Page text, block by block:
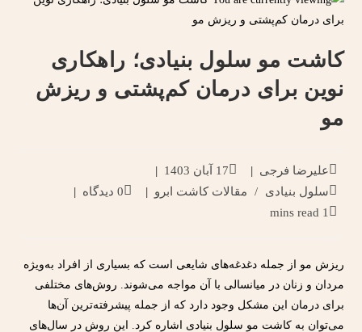
کاشت مو سلول بنیادی؛ راهکاری
نوین برای درمان کم‌پشتی و ریزش
مو
علیرضا فرجی
17 آبان 1403
سلول بنیادی
/ مقالات کاشت ابرو
0 دیدگاه
1 mins read
ریزش مو از جمله دغدغه‌های شایعی است که بسیاری از افراد به‌ویژه
مردان و زنان در میانسالی با آن مواجه می‌شوند. روش‌های مختلفی
برای درمان این مشکل وجود دارد که از جمله پیشرفته‌ترین آن‌ها
می‌توان به کاشت مو سلول بنیادی اشاره کرد. این روش در سال‌های